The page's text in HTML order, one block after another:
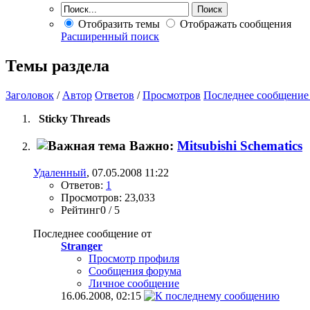
Отобразить темы
Отображать сообщения
Расширенный поиск
Темы раздела
Заголовок / Автор Ответов /Просмотров Последнее сообщение
Sticky Threads
Важно: Mitsubishi Schematics
Удаленный, 07.05.2008 11:22
Ответов: 1
Просмотров: 23,033
Рейтинг0 / 5
Последнее сообщение от
Stranger
Просмотр профиля
Сообщения форума
Личное сообщение
16.06.2008, 02:15